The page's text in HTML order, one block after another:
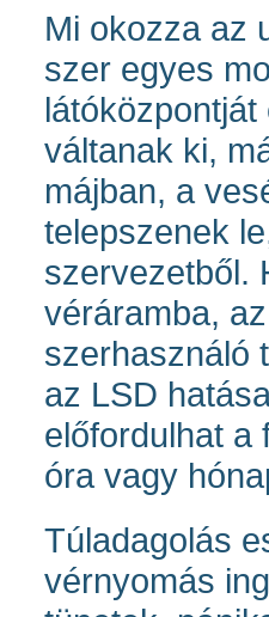
Mi okozza az
szer egyes
váltanak ki,
májban, a
telepszenek
szervezetből.
véráramba,
szerhasználó
az LSD
előfordulhat a
óra vagy
Túladagolás
vérnyomás